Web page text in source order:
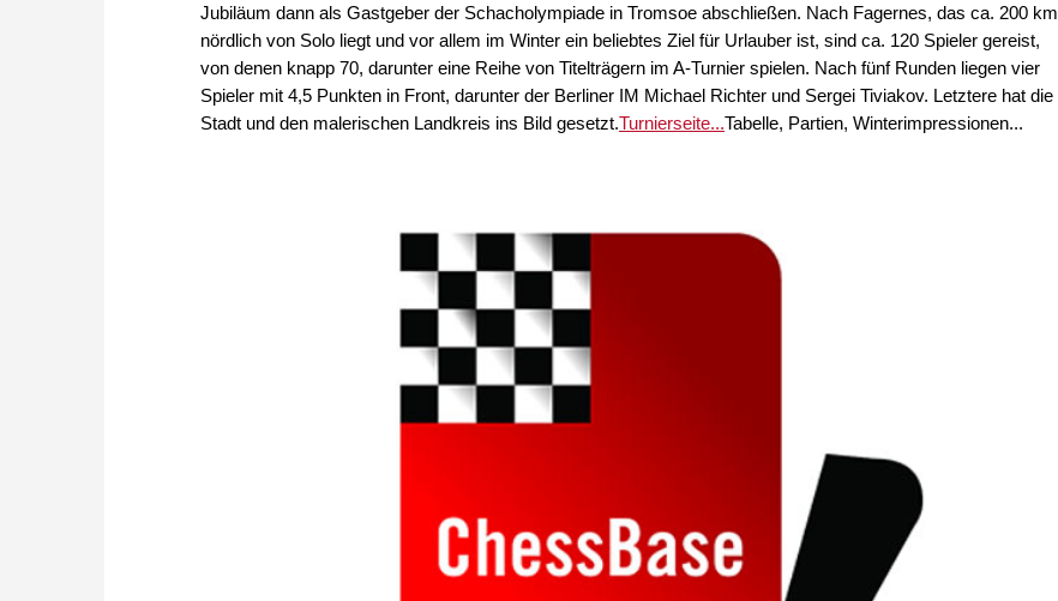
Jubiläum dann als Gastgeber der Schacholympiade in Tromsoe abschließen. Nach Fagernes, das ca. 200 km
nördlich von Solo liegt und vor allem im Winter ein beliebtes Ziel für Urlauber ist, sind ca. 120 Spieler gereist,
von denen knapp 70, darunter eine Reihe von Titelträgern im A-Turnier spielen. Nach fünf Runden liegen vier
Spieler mit 4,5 Punkten in Front, darunter der Berliner IM Michael Richter und Sergei Tiviakov. Letztere hat die
Stadt und den malerischen Landkreis ins Bild gesetzt.Turnierseite...Tabelle, Partien, Winterimpressionen...